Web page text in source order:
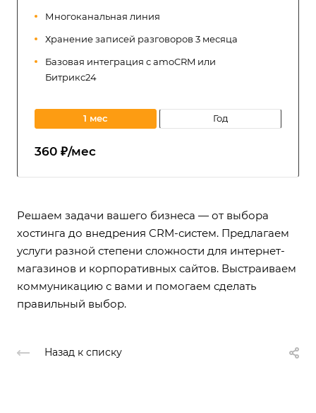
Многоканальная линия
Хранение записей разговоров 3 месяца
Базовая интеграция с amoCRM или
Битрикс24
1 мес год
360 ₽/мес
Решаем задачи вашего бизнеса — от выбора
хостинга до внедрения CRM-систем. Предлагаем
услуги разной степени сложности для интернет-
магазинов и корпоративных сайтов. Выстраиваем
коммуникацию с вами и помогаем сделать
правильный выбор.
Назад к списку